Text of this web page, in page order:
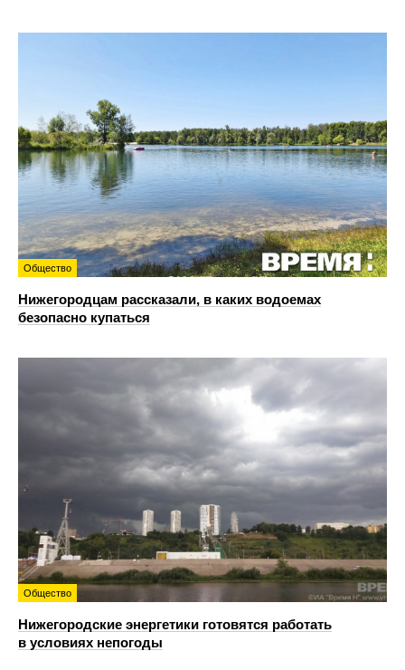
Общество
Нижегородцам рассказали, в каких водоемах
безопасно купаться
Общество
Нижегородские энергетики готовятся работать
в условиях непогоды